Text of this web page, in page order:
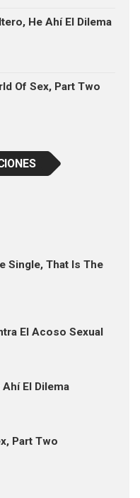
He Ahí El Dilema
Of Sex, Part Two
Single, That Is The
El Acoso Sexual
El Dilema
Part Two